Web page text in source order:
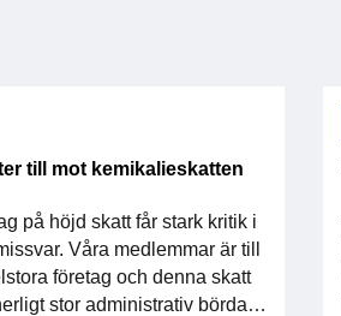
till mot kemikalieskatten
på höjd skatt får stark kritik i
Våra medlemmar är till
företag och denna skatt
stor administrativ börda,